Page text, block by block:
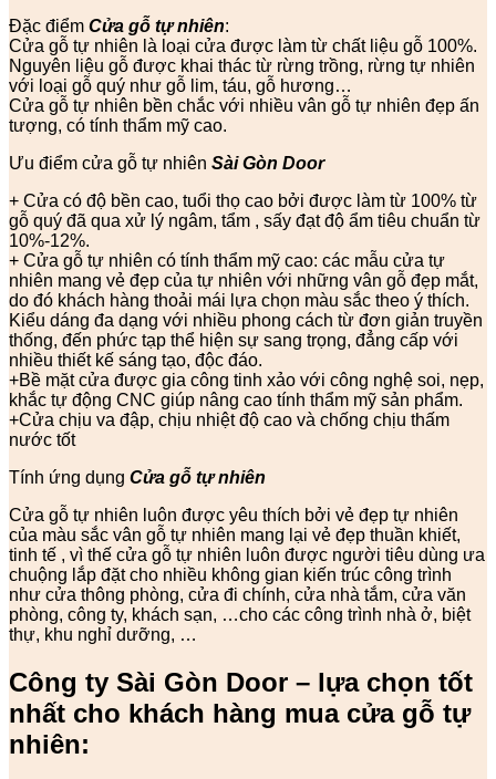
Đặc điểm Cửa gỗ tự nhiên:
Cửa gỗ tự nhiên là loại cửa được làm từ chất liệu gỗ 100%.
Nguyên liệu gỗ được khai thác từ rừng trồng, rừng tự nhiên
với loại gỗ quý như gỗ lim, táu, gỗ hương…
Cửa gỗ tự nhiên bền chắc với nhiều vân gỗ tự nhiên đẹp ấn
tượng, có tính thẩm mỹ cao.
Ưu điểm cửa gỗ tự nhiên Sài Gòn Door
+ Cửa có độ bền cao, tuổi thọ cao bởi được làm từ 100% từ
gỗ quý đã qua xử lý ngâm, tẩm , sấy đạt độ ẩm tiêu chuẩn từ
10%-12%.
+ Cửa gỗ tự nhiên có tính thẩm mỹ cao: các mẫu cửa tự
nhiên mang vẻ đẹp của tự nhiên với những vân gỗ đẹp mắt,
do đó khách hàng thoải mái lựa chọn màu sắc theo ý thích.
Kiểu dáng đa dạng với nhiều phong cách từ đơn giản truyền
thống, đến phức tạp thể hiện sự sang trọng, đẳng cấp với
nhiều thiết kế sáng tạo, độc đáo.
+Bề mặt cửa được gia công tinh xảo với công nghệ soi, nẹp,
khắc tự động CNC giúp nâng cao tính thẩm mỹ sản phẩm.
+Cửa chịu va đập, chịu nhiệt độ cao và chống chịu thấm
nước tốt
Tính ứng dụng Cửa gỗ tự nhiên
Cửa gỗ tự nhiên luôn được yêu thích bởi vẻ đẹp tự nhiên
của màu sắc vân gỗ tự nhiên mang lại vẻ đẹp thuần khiết,
tinh tế , vì thế cửa gỗ tự nhiên luôn được người tiêu dùng ưa
chuộng lắp đặt cho nhiều không gian kiến trúc công trình
như cửa thông phòng, cửa đi chính, cửa nhà tắm, cửa văn
phòng, công ty, khách sạn, …cho các công trình nhà ở, biệt
thự, khu nghỉ dưỡng, …
Công ty Sài Gòn Door – lựa chọn tốt
nhất cho khách hàng mua cửa gỗ tự
nhiên: